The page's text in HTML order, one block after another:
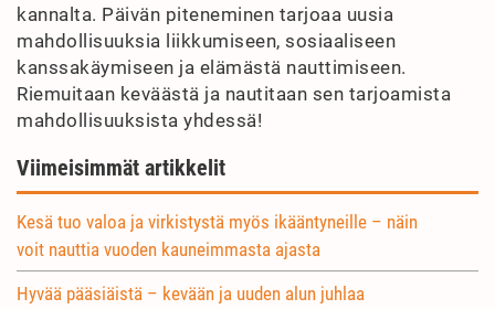
kannalta. Päivän piteneminen tarjoaa uusia
mahdollisuuksia liikkumiseen, sosiaaliseen
kanssakäymiseen ja elämästä nauttimiseen.
Riemuitaan keväästä ja nautitaan sen tarjoamista
mahdollisuuksista yhdessä!
Viimeisimmät artikkelit
Kesä tuo valoa ja virkistystä myös ikääntyneille – näin
voit nauttia vuoden kauneimmasta ajasta
Hyvää pääsiäistä – kevään ja uuden alun juhlaa